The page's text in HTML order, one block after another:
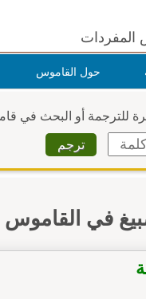
المفردات
حول القاموس
للترجمة أو البحث في
في القاموس